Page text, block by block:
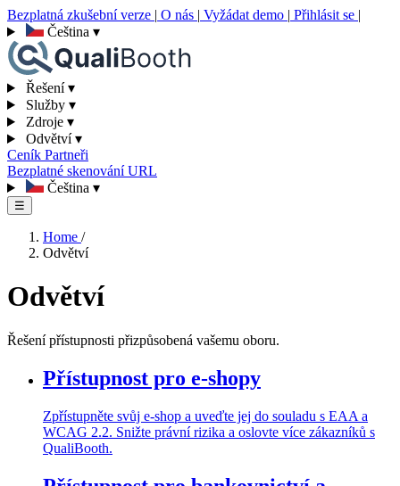
Bezplatná zkušební verze | O nás | Vyžádat demo | Přihlásit se |
Čeština ▾
Řešení▾
Služby ▾
Zdroje ▾
Odvětví▾
Ceník Partneři
Bezplatné skenování URL
Čeština ▾
☰
Home /
Odvětví
Odvětví
Řešení přístupnosti přizpůsobená vašemu oboru.
Přístupnost pro e-shopy
Zpřístupněte svůj e-shop a uveďte jej do souladu s EAA a
WCAG 2.2. Snižte právní rizika a oslovte více zákazníků s
QualiBooth.